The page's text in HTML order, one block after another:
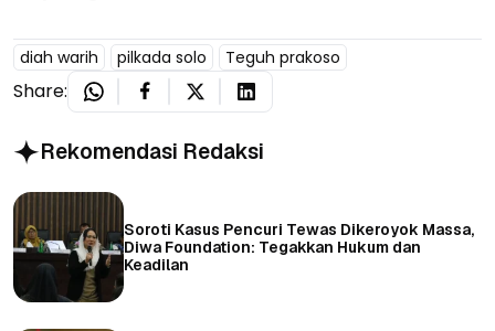
diah warih pilkada solo Teguh prakoso
Share:
Rekomendasi Redaksi
Soroti Kasus Pencuri Tewas Dikeroyok Massa,
Diwa Foundation: Tegakkan Hukum dan
Keadilan